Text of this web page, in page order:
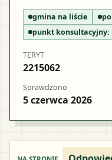
gmina na liście
punkt konsultacyjny:
TERYT
2215062
Sprawdzono
5 czerwca 2026